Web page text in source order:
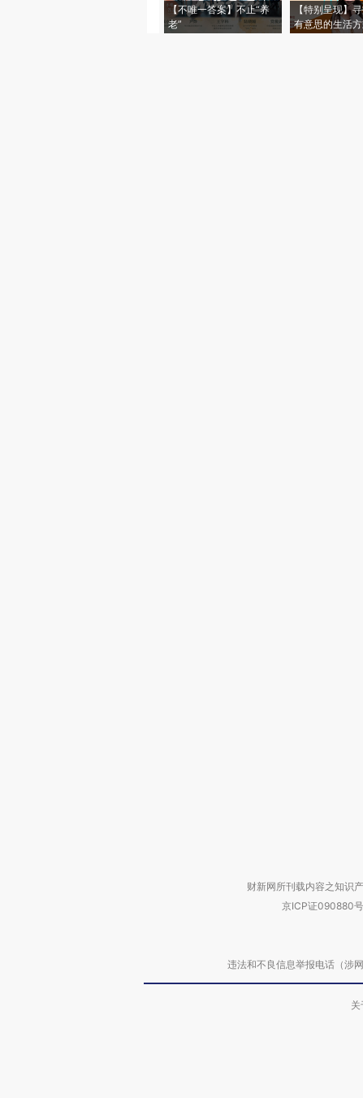
【不唯一答案】不止“养
老”
【特别呈现】
有意思的生活
财新网所刊载内容之知识
京ICP证090880号
违法和不良信息举报电话（
关